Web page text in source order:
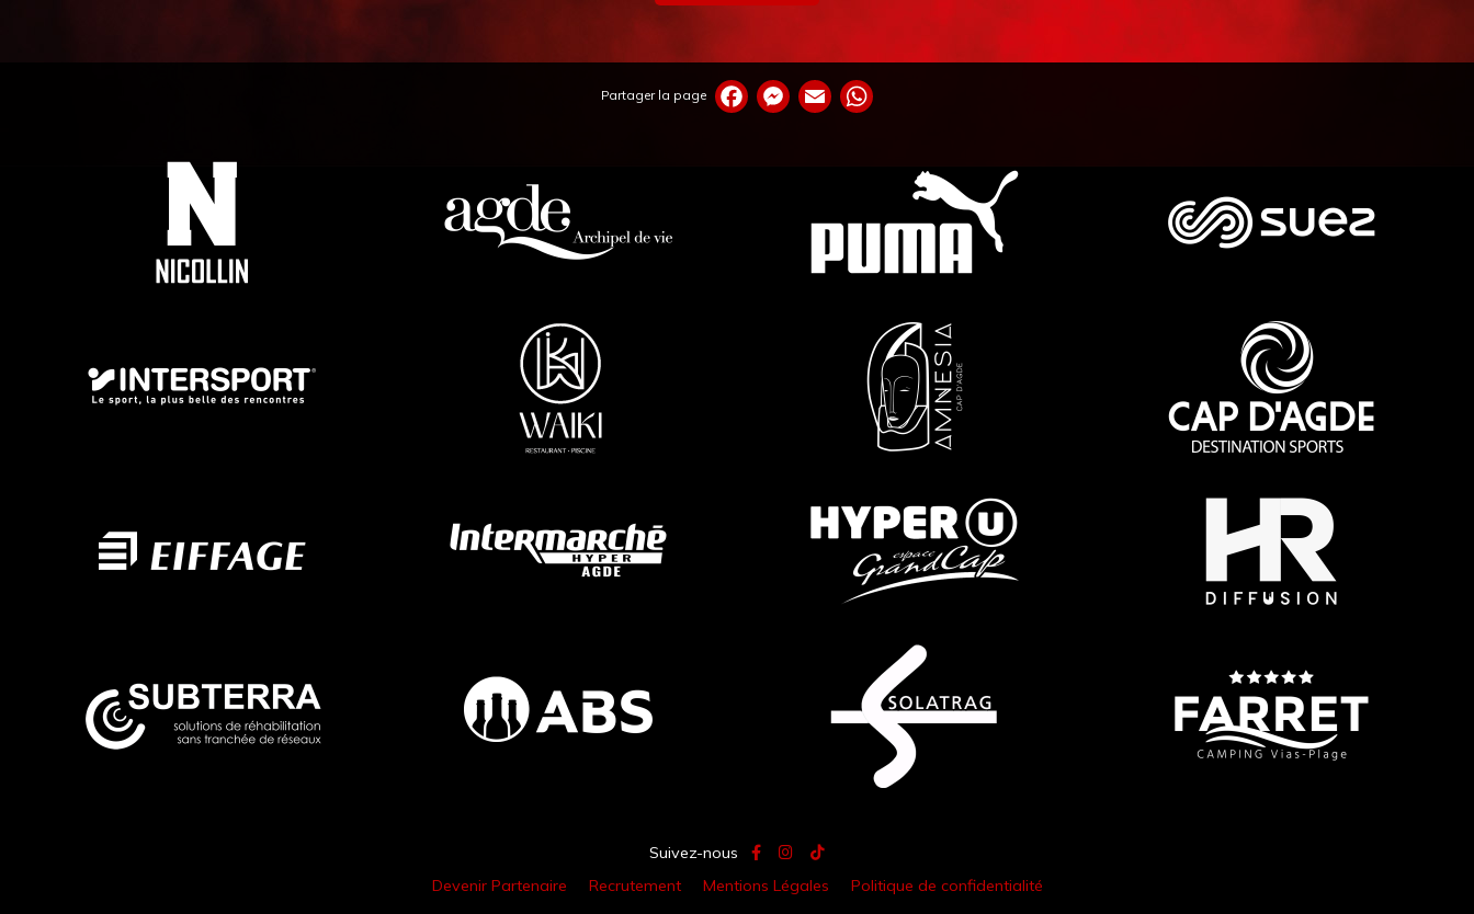
Partager la page
Suivez-nous
Devenir Partenaire
Recrutement Mentions Légales Politique de confidentialité